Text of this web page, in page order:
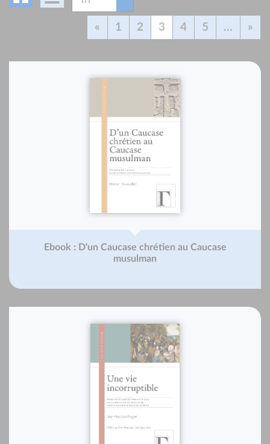
« 1 2 3 4 5 ... »
Ebook : D'un Caucase chrétien au Caucase
musulman